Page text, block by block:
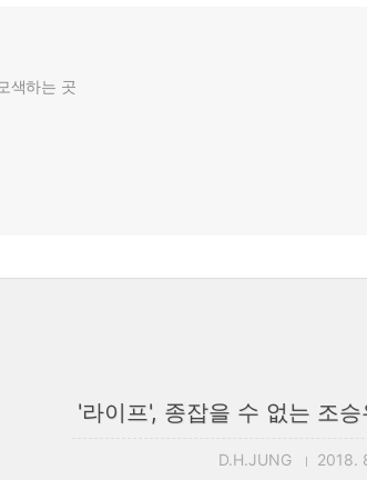
색하는 곳
'라이프', 종잡을 수 없는 조
D.H.JUNG 2018.